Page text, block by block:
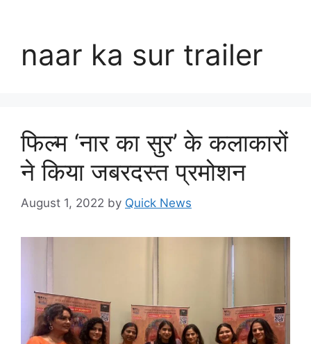
naar ka sur trailer
फिल्म ‘नार का सुर’ के कलाकारों
ने किया जबरदस्त प्रमोशन
August 1, 2022 by Quick News